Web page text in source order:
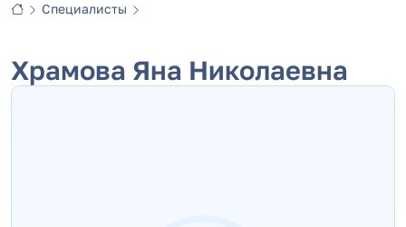
Специалисты
Храмова Яна Николаевна